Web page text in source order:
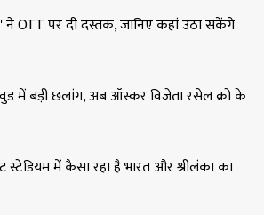
OTT पर दी दस्तक, जानिए कहां उठा सकेंगे
में बड़ी छलांग, अब ऑस्कर विजेता रसेल क्रो के
स्टेडियम में कैसा रहा है भारत और श्रीलंका का